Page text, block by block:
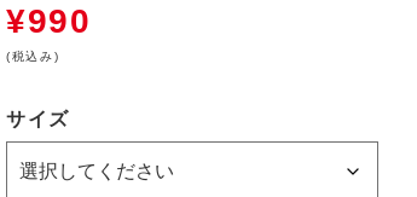
¥990
(税込み)
サイズ